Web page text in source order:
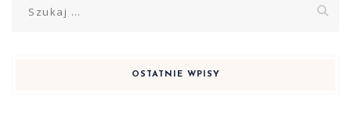
OSTATNIE WPISY